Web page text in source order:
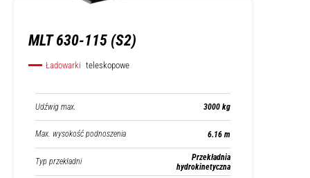
MLT 630-115 (S2)
Ładowarki teleskopowe
Udźwig max. 3000 kg
Max. wysokość podnoszenia 6.16 m
Typ przekładni
Przekładnia
hydrokinetyczna